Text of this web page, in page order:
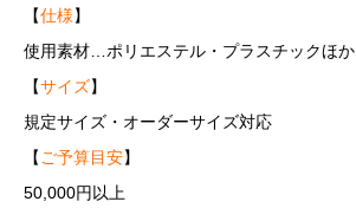
【仕様】
使用素材…ポリエステル・プラスチックほか
【サイズ】
規定サイズ・オーダーサイズ対応
【 ご予算目安】
50,000円以上